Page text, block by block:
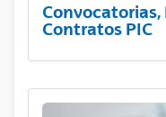
Convocatorias,
Contratos PIC